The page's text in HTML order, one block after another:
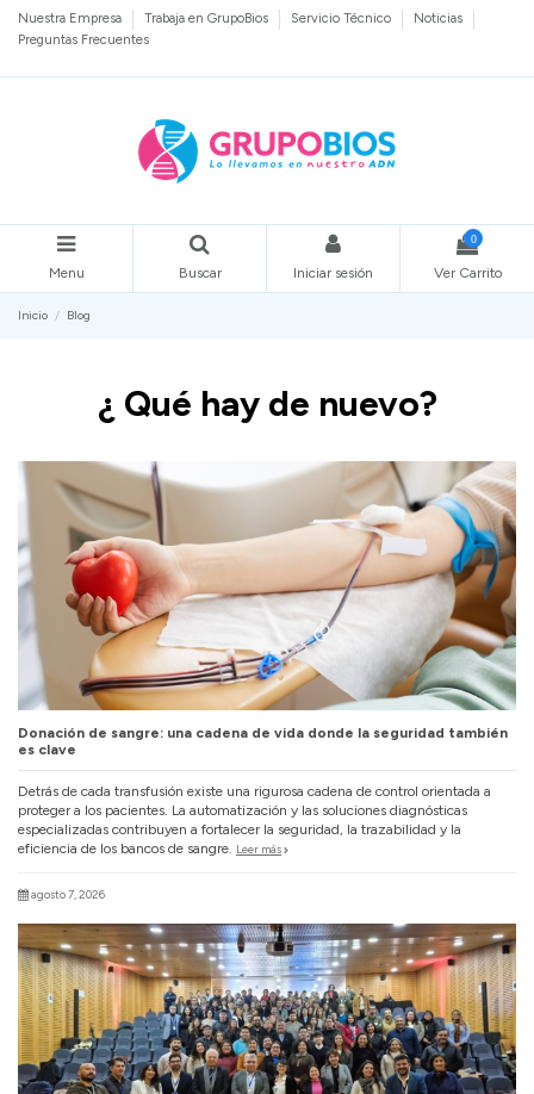
Nuestra Empresa Trabaja en GrupoBios Servicio Técnico
Noticias
Preguntas Frecuentes
Menu Buscar Iniciar sesión
0
Ver Carrito
Inicio Blog
¿ Qué hay de nuevo?
Donación de sangre: una cadena de vida donde la seguridad también
es clave
Detrás de cada transfusión existe una rigurosa cadena de control orientada a
proteger a los pacientes. La automatización y las soluciones diagnósticas
especializadas contribuyen a fortalecer la seguridad, la trazabilidad y la
eficiencia de los bancos de sangre. Leer más
agosto 7, 2026